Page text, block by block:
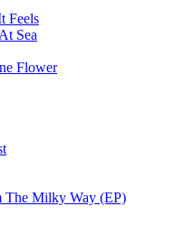
Feels
Sea
Flower
The Milky Way (EP)